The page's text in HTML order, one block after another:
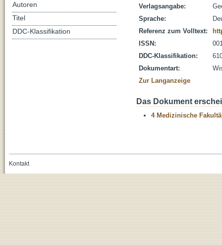
Verlagsangabe:
Sprache:
Referenz zum Volltext:
ISSN:
DDC-Klassifikation:
Dokumentart:
Zur Langanzeige
Das Dokument
4 Medizinische
Autoren
Titel
DDC-Klassifikation
Kontakt